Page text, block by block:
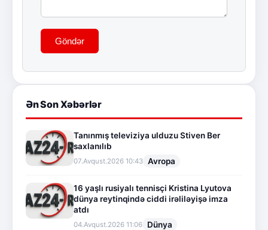
Göndər
Ən Son Xəbərlər
Tanınmış televiziya ulduzu Stiven Ber
saxlanılıb
07.Avqust.2026 10:43 Avropa
16 yaşlı rusiyalı tennisçi Kristina Lyutova
dünya reytinqində ciddi irəliləyişə imza
atdı
04.Avqust.2026 11:06 Dünya